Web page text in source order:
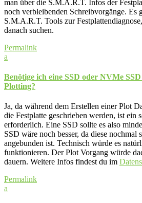
man über die S.M.A.R.T. Infos der
noch verbleibenden Schreibvorgänge. Es
S.M.A.R.T. Tools zur
danach suchen.
Permalink
a
Benötige ich eine SSD oder NVMe
Plotting?
Ja, da während dem Erstellen einer Plot
die Festplatte geschrieben werden, ist ein
erforderlich. Eine SSD sollte es also
SSD wäre noch besser, da diese nochmal
angebunden ist. Technisch würde es
funktionieren. Der Plot Vorgang würde
dauern. Weitere Infos findest du im
Permalink
a